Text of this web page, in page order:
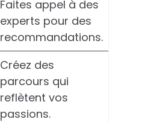
Faites appel à des
experts pour des
recommandations.
Créez des
parcours qui
reflètent vos
passions.